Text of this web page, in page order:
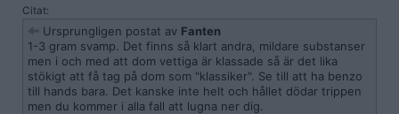
Citat:
Ursprungligen postat av Fanten
1-3 gram svamp. Det finns så klart andra, mildare substanser
men i och med att dom vettiga är klassade så är det lika
stökigt att få tag på dom som "klassiker". Se till att ha benzo
till hands bara. Det kanske inte helt och hållet dödar trippen
men du kommer i alla fall att lugna ner dig.